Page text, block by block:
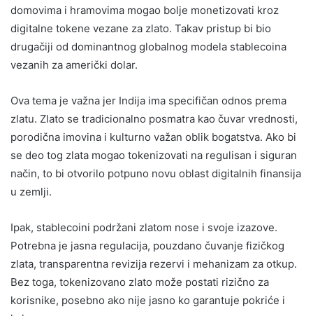
domovima i hramovima mogao bolje monetizovati kroz
digitalne tokene vezane za zlato. Takav pristup bi bio
drugačiji od dominantnog globalnog modela stablecoina
vezanih za američki dolar.
Ova tema je važna jer Indija ima specifičan odnos prema
zlatu. Zlato se tradicionalno posmatra kao čuvar vrednosti,
porodična imovina i kulturno važan oblik bogatstva. Ako bi
se deo tog zlata mogao tokenizovati na regulisan i siguran
način, to bi otvorilo potpuno novu oblast digitalnih finansija
u zemlji.
Ipak, stablecoini podržani zlatom nose i svoje izazove.
Potrebna je jasna regulacija, pouzdano čuvanje fizičkog
zlata, transparentna revizija rezervi i mehanizam za otkup.
Bez toga, tokenizovano zlato može postati rizično za
korisnike, posebno ako nije jasno ko garantuje pokriće i